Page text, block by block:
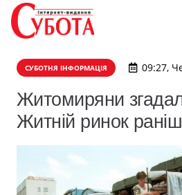
СУБОТНЯ ІНФОРМАЦІЯ 09:27,
Житомиряни
Житній ринок